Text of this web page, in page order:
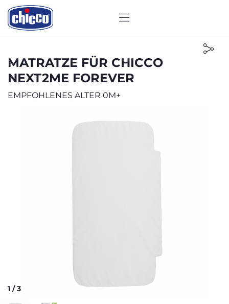
MATRATZE FÜR CHICCO
NEXT2ME FOREVER
EMPFOHLENES ALTER 0M+
1 /3